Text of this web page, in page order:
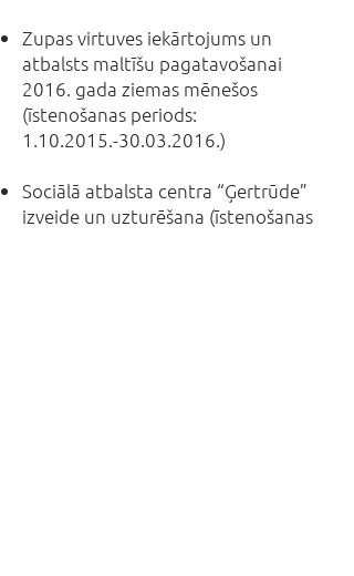
Zupas virtuves iekārtojums un
atbalsts maltīšu pagatavošanai
2016. gada ziemas mēnešos
(īstenošanas periods:
1.10.2015.-30.03.2016.)
Sociālā atbalsta centra “Ģertrūde”
izveide un uzturēšana (īstenošanas